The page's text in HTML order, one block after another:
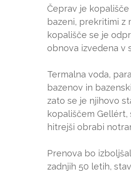
Čeprav je
bazeni, prekritimi z
kopališče se je
obnova izvedena v
Termalna voda,
bazenov in
zato se je njihovo
kopališčem
hitrejši obrabi
Prenova bo
zadnjih 50 letih,